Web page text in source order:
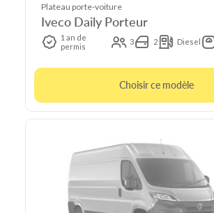
Plateau porte-voiture
Iveco Daily Porteur
1 an de
permis
3 2 Diesel
Choisir ce modèle